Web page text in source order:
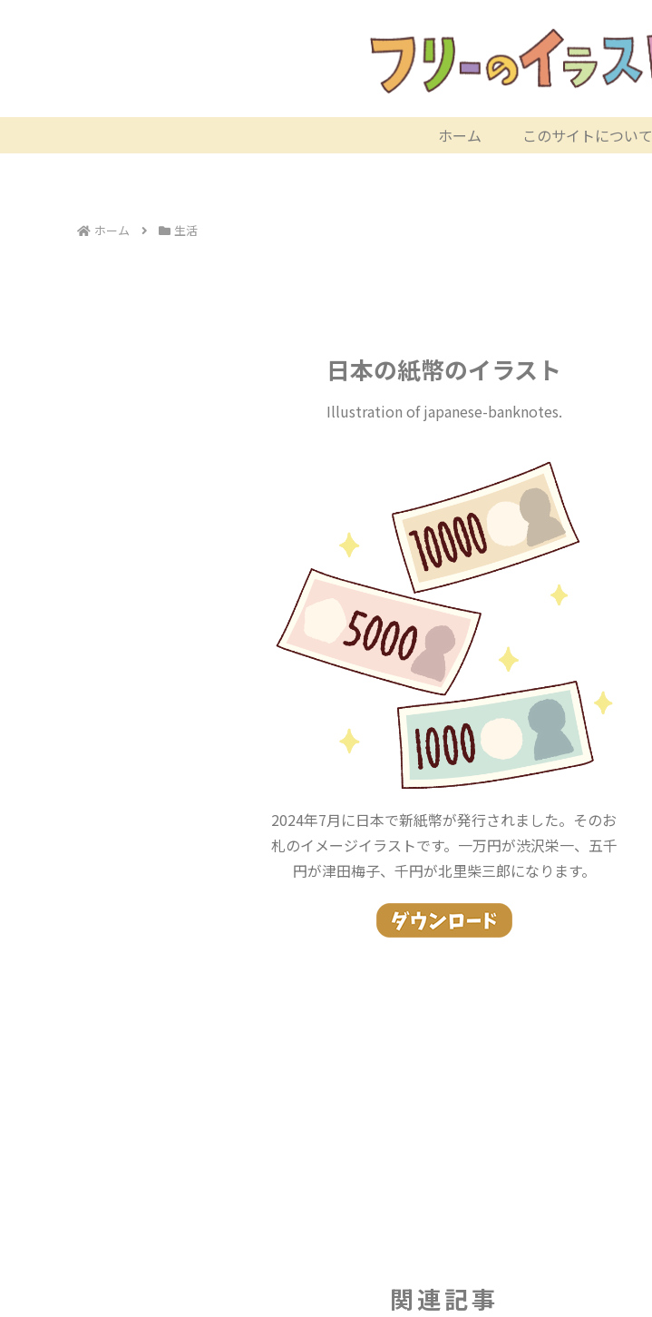
ホーム このサイトについて
ホーム 生活
日本の紙幣のイラスト
Illustration of japanese-banknotes.
2024年7月に日本で新紙幣が発行されました。そのお
札のイメージイラストです。一万円が渋沢栄一、五千
円が津田梅子、千円が北里柴三郎になります。
関連記事